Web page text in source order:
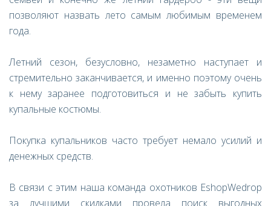
позволяют назвать лето самым любимым временем
года.
Летний сезон, безусловно, незаметно наступает и
стремительно заканчивается, и именно поэтому очень
к нему заранее подготовиться и не забыть купить
купальные костюмы.
Покупка купальников часто требует немало усилий и
денежных средств.
В связи с этим наша команда охотников EshopWedrop
за лучшими скидками провела поиск выгодных